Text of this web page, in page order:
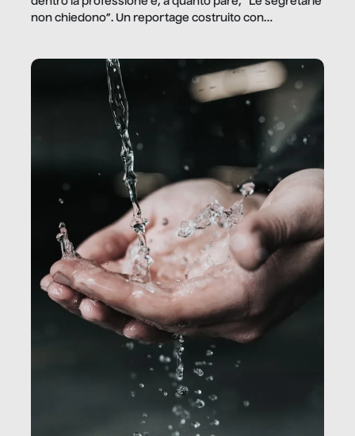
non chiedono”. Un reportage costruito con